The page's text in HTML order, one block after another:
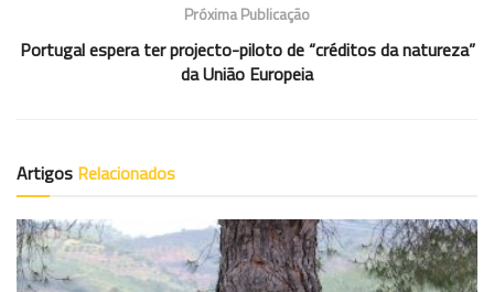
Próxima Publicação
Portugal espera ter projecto-piloto de “créditos da natureza”
da União Europeia
Artigos Relacionados